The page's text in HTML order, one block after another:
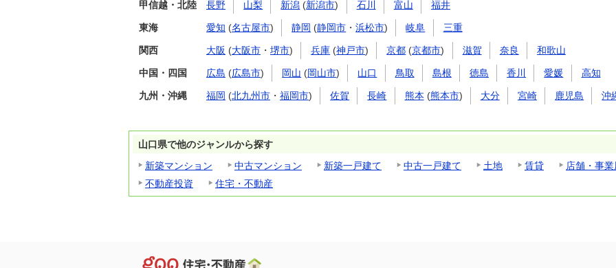
甲信越・北陸 長野 山梨 新潟 (新潟市) 石川 富山 福井
東海 愛知 (名古屋市) 静岡 (静岡市 ・浜松市) 岐阜 三重
関西 大阪 (大阪市 ・ 堺市) 兵庫 (神戸市) 京都 (京都市) 滋賀 奈良 和歌山
中国・四国 広島 (広島市) 岡山 (岡山市) 山口 鳥取 島根 徳島 香川 愛媛 高知
九州・沖縄 福岡 (北九州市 ・ 福岡市) 佐賀 長崎 熊本 (熊本市) 大分 宮崎 鹿児島 沖
山口県で他のジャンルから探す
新築マンション
中古マンション 新築一戸建て 中古一戸建て 土地 賃貸
店舗・事業
不動産投資
住宅・不動産